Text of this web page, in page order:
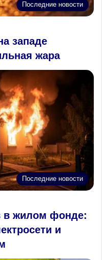
Последние новости
западе
жара
Последние новости
в жилом фонде:
и